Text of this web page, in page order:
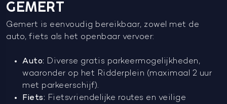
GEMERT
Gemert is eenvoudig bereikbaar, zowel met de
auto, fiets als het openbaar vervoer:
Auto: Diverse gratis parkeermogelijkheden,
waaronder op het Ridderplein (maximaal 2 uur
met parkeerschijf).
Fiets: Fietsvriendelijke routes en veilige